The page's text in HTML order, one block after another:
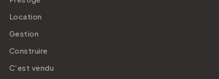
Location
Gestion
Construire
C’est vendu